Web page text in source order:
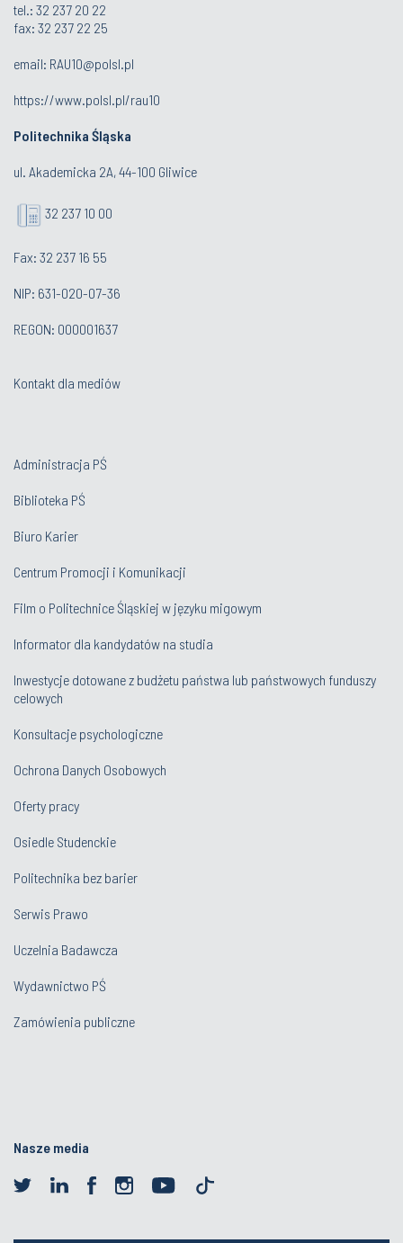
tel.: 32 237 20 22
fax: 32 237 22 25
email: RAU10@polsl.pl
https://www.polsl.pl/rau10
Politechnika Śląska
ul. Akademicka 2A, 44-100 Gliwice
32 237 10 00
Fax: 32 237 16 55
NIP: 631-020-07-36
REGON: 000001637
Kontakt dla mediów
Administracja PŚ
Biblioteka PŚ
Biuro Karier
Centrum Promocji i Komunikacji
Film o Politechnice Śląskiej w języku migowym
Informator dla kandydatów na studia
Inwestycje dotowane z budżetu państwa lub państwowych funduszy
celowych
Konsultacje psychologiczne
Ochrona Danych Osobowych
Oferty pracy
Osiedle Studenckie
Politechnika bez barier
Serwis Prawo
Uczelnia Badawcza
Wydawnictwo PŚ
Zamówienia publiczne
Nasze media